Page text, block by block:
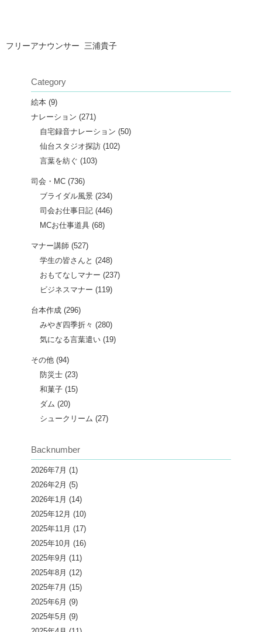
フリーアナウンサー 三浦貴子
Category
絵本(9)
ナレーション (271)
自宅録音ナレーション (50)
仙台スタジオ探訪(102)
言葉を紡ぐ (103)
司会・MC(736)
ブライダル風景(234)
司会お仕事日記(446)
MCお仕事道具(68)
マナー講師(527)
学生の皆さんと (248)
おもてなしマナー (237)
ビジネスマナー (119)
台本作成(296)
みやぎ四季折々 (280)
気になる言葉遣い(19)
その他(94)
防災士(23)
和菓子(15)
ダム (20)
シュークリーム (27)
Backnumber
2026年7月 (1)
2026年2月 (5)
2026年1月 (14)
2025年12月 (10)
2025年11月 (17)
2025年10月 (16)
2025年9月 (11)
2025年8月 (12)
2025年7月 (15)
2025年6月 (9)
2025年5月 (9)